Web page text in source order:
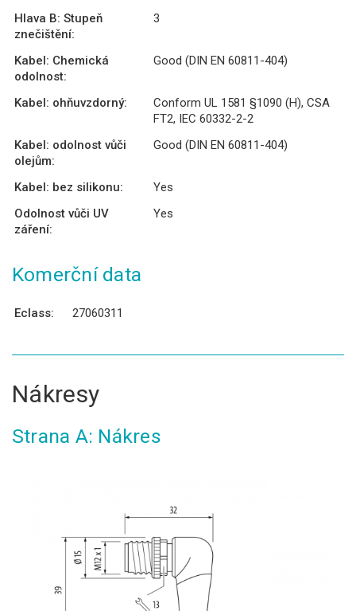
Hlava B: Stupeň
znečištění:
3
Kabel: Chemická
odolnost:
Good (DIN EN 60811-404)
Kabel: ohňuvzdorný:
Conform UL 1581 §1090 (H), CSA
FT2, IEC 60332-2-2
Kabel: odolnost vůči
olejům:
Good (DIN EN 60811-404)
Kabel: bez silikonu:
Yes
Odolnost vůči UV
záření:
Yes
Komerční data
Eclass: 27060311
Nákresy
Strana A: Nákres